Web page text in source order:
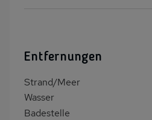
Entfernungen
Strand/Meer
Wasser
Badestelle